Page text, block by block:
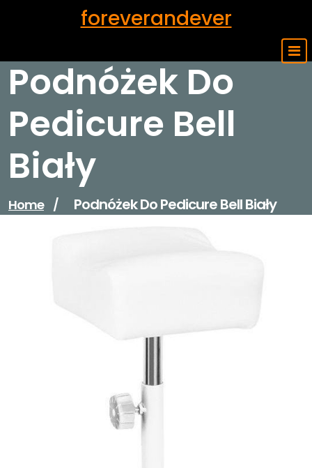
foreverandever
Podnóżek Do
Pedicure Bell
Biały
Home / Podnóżek Do Pedicure Bell Biały